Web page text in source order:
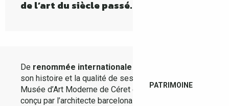
PATRIMOINE
de l’art du siècle passé.
De renommée internationale
son histoire et la qualité de ses expositions, le
Musée d’Art Moderne de Céret est un bâtiment
conçu par l’architecte barcelonais